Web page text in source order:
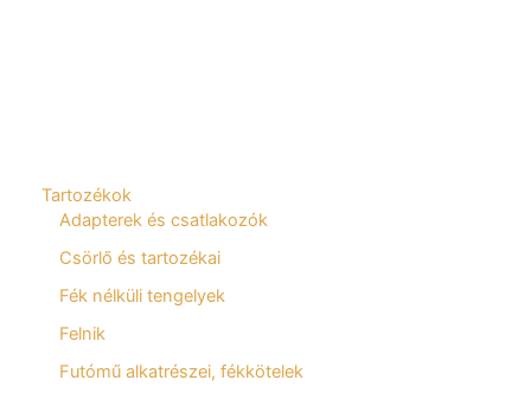
Tartozékok
Adapterek és csatlakozók
Csörlő és tartozékai
Fék nélküli tengelyek
Felnik
Futómű alkatrészei, fékkötelek